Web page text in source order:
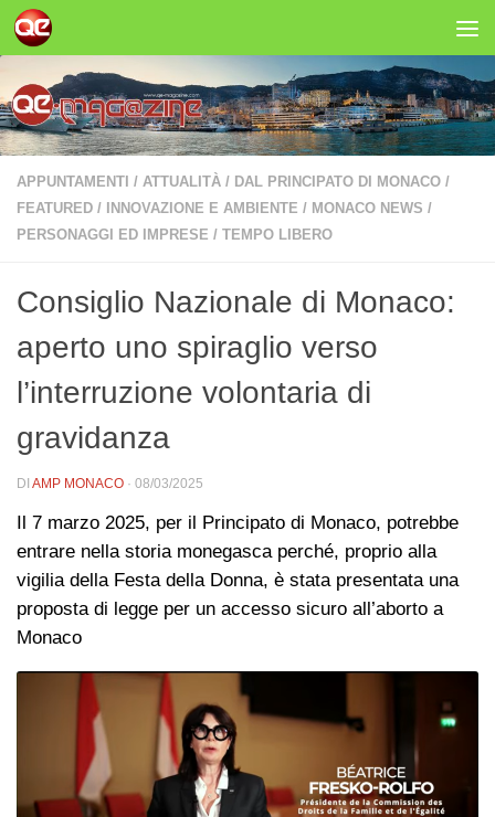
Salta al contenuto
APPUNTAMENTI / ATTUALITÀ / DAL PRINCIPATO DI MONACO /
FEATURED / INNOVAZIONE E AMBIENTE / MONACO NEWS /
PERSONAGGI ED IMPRESE / TEMPO LIBERO
Consiglio Nazionale di Monaco:
aperto uno spiraglio verso
l’interruzione volontaria di
gravidanza
DI AMP MONACO · 08/03/2025
Il 7 marzo 2025, per il Principato di Monaco, potrebbe
entrare nella storia monegasca perché, proprio alla
vigilia della Festa della Donna, è stata presentata una
proposta di legge per un accesso sicuro all’aborto a
Monaco